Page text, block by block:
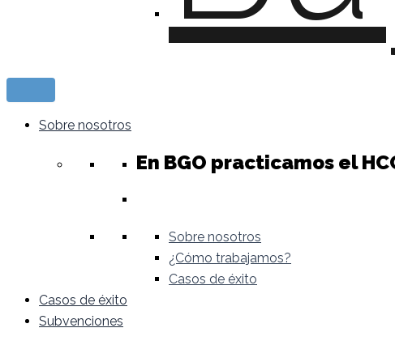
Sobre nosotros
En BGO practicamos el
Sobre nosotros
¿Cómo trabajamos?
Casos de éxito
Casos de éxito
Subvenciones